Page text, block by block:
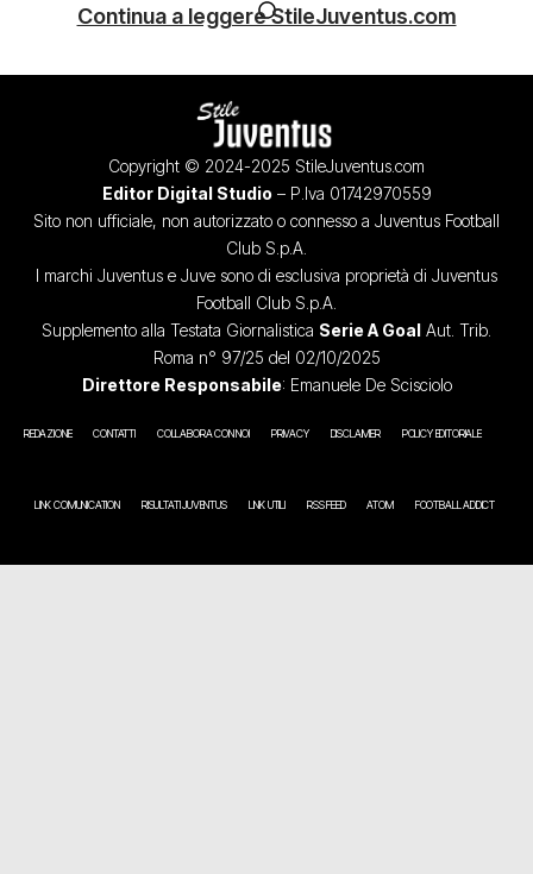
Continua a leggere StileJuventus.com
Copyright © 2024-2025 StileJuventus.com
Editor Digital Studio – P.Iva 01742970559
Sito non ufficiale, non autorizzato o connesso a Juventus Football
Club S.p.A.
I marchi Juventus e Juve sono di esclusiva proprietà di Juventus
Football Club S.p.A.
Supplemento alla Testata Giornalistica Serie A Goal Aut. Trib.
Roma n° 97/25 del 02/10/2025
Direttore Responsabile: Emanuele De Scisciolo
REDAZIONE CONTATTI COLLABORA CON NOI PRIVACY DISCLAIMER POLICY EDITORIALE
LINK COMUNICATION RISULTATI JUVENTUS LINK UTILI RSS FEED ATOM FOOTBALL ADDICT